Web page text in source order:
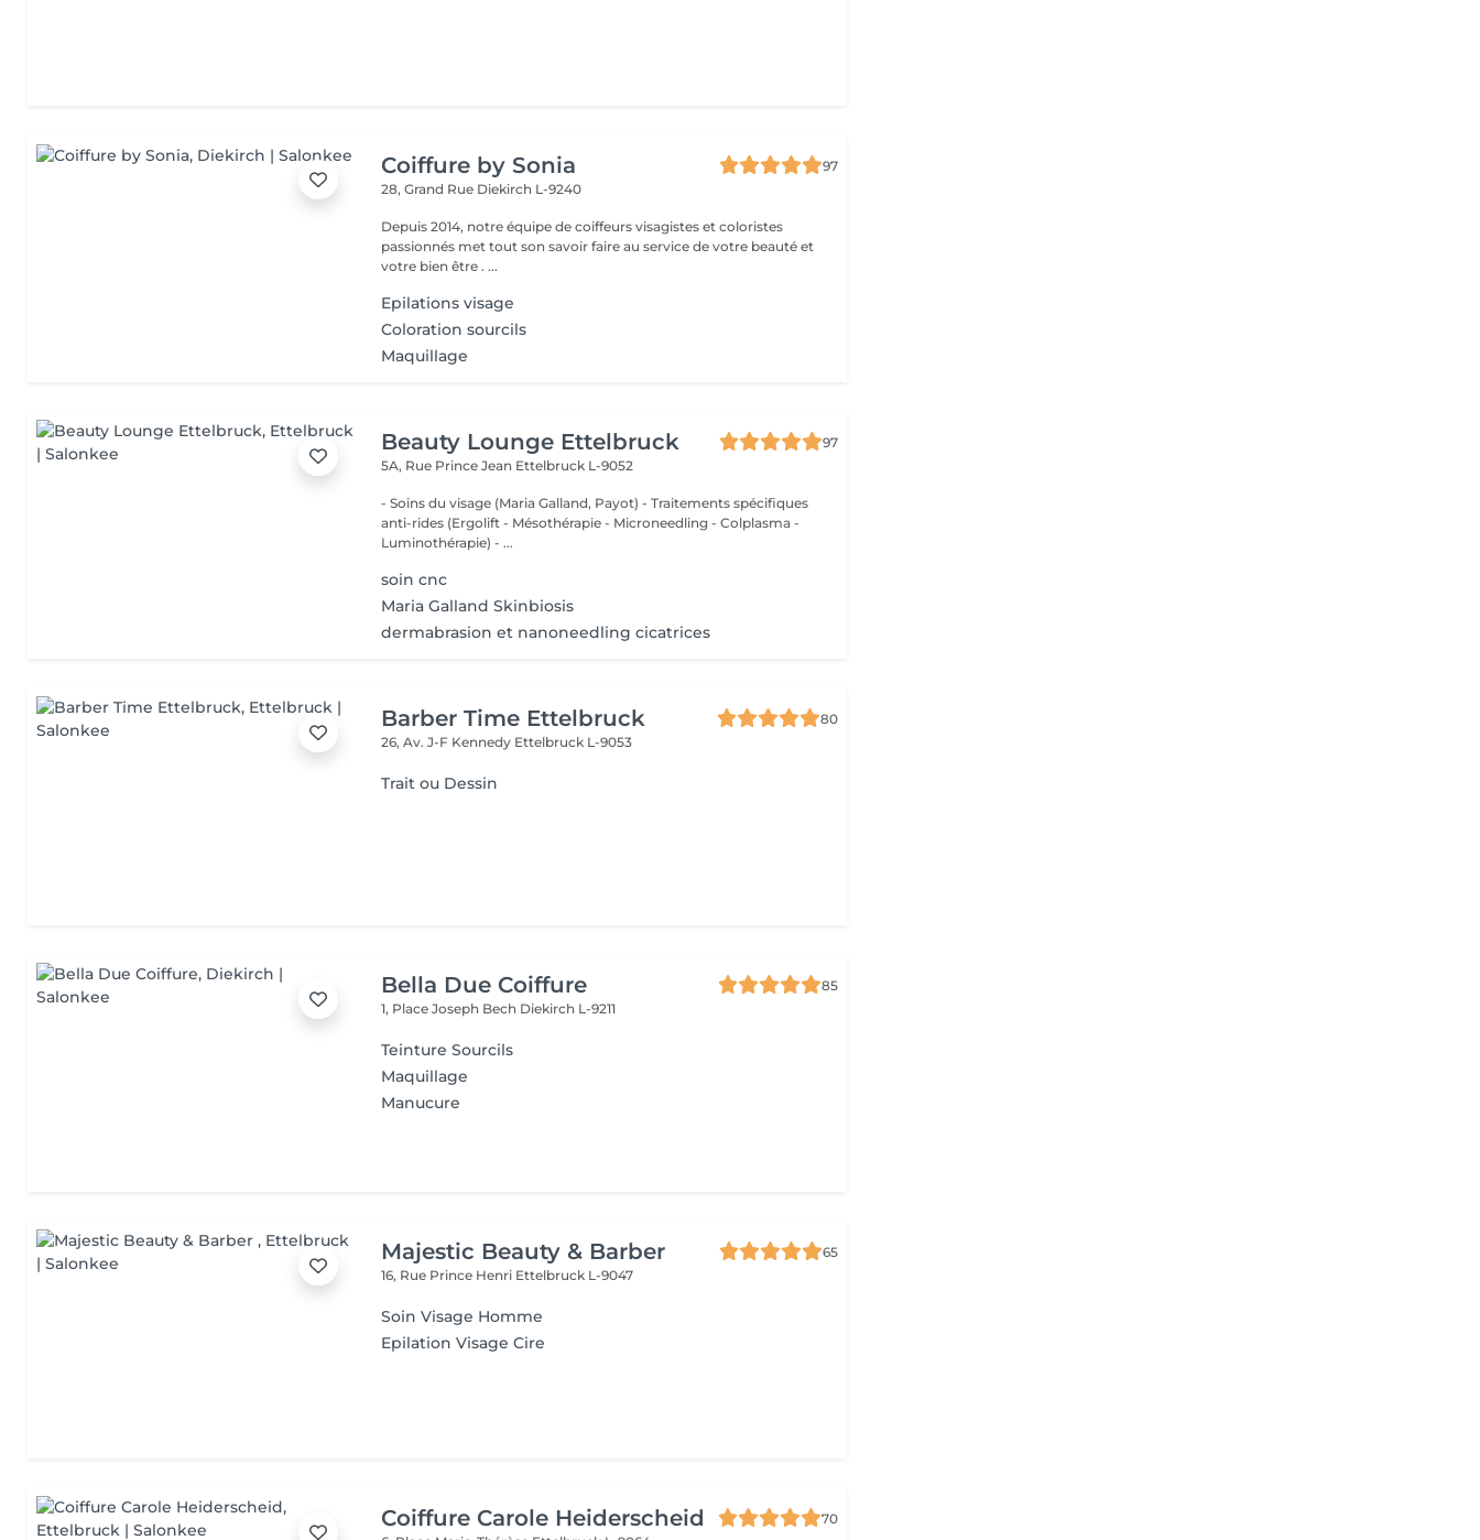
Coiffure by Sonia
97
28, Grand Rue Diekirch L-9240
Depuis 2014, notre équipe de coiffeurs visagistes et coloristes
passionnés met tout son savoir faire au service de votre beauté et
votre bien être . ...
Epilations visage
Coloration sourcils
Maquillage
Beauty Lounge Ettelbruck
97
5A, Rue Prince Jean Ettelbruck L-9052
- Soins du visage (Maria Galland, Payot) - Traitements spécifiques
anti-rides (Ergolift - Mésothérapie - Microneedling - Colplasma -
Luminothérapie) - ...
soin cnc
Maria Galland Skinbiosis
dermabrasion et nanoneedling cicatrices
Barber Time Ettelbruck
80
26, Av. J-F Kennedy Ettelbruck L-9053
Trait ou Dessin
Bella Due Coiffure
85
1, Place Joseph Bech Diekirch L-9211
Teinture Sourcils
Maquillage
Manucure
Majestic Beauty & Barber
65
16, Rue Prince Henri Ettelbruck L-9047
Soin Visage Homme
Epilation Visage Cire
Coiffure Carole Heiderscheid
70